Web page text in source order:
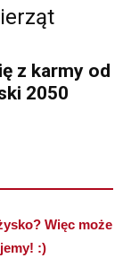
z karmy od
2050
Więc może
:)